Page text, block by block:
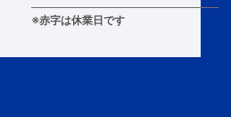
※赤字は休業日です